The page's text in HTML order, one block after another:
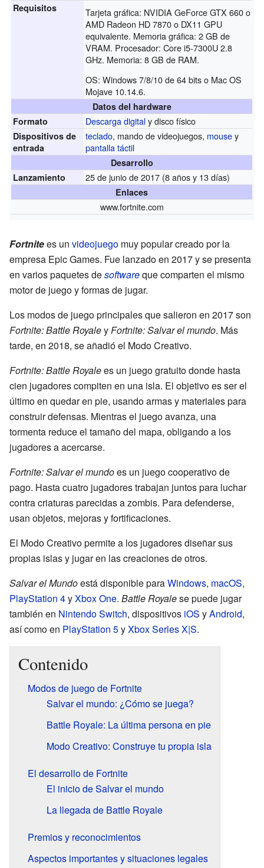
Requisitos
Tarjeta gráfica: NVIDIA GeForce GTX 660 o
AMD Radeon HD 7870 o DX11 GPU
equivalente. Memoria gráfica: 2 GB de
VRAM. Procesador: Core i5-7300U 2.8
GHz. Memoria: 8 GB de RAM.
OS: Windows 7/8/10 de 64 bits o Mac OS
Mojave 10.14.6.
Datos del hardware
Formato
Descarga digitaly disco físico
Dispositivos de
entrada
teclado, mando de videojuegos, mousey
pantalla táctil
Desarrollo
Lanzamiento
25 de junio de 2017 (8 años y 13 días)
Enlaces
www.fortnite.com
Fortnitees un videojuego muy popular creado por la
empresa Epic Games. Fue lanzado en 2017 y se presenta
en varios paquetes desoftwareque comparten el mismo
motor de juego y formas de jugar.
Los modos de juego principales que salieron en 2017 son
Fortnite: Battle RoyaleyFortnite: Salvar el mundo. Más
tarde, en 2018, se añadió el Modo Creativo.
Fortnite: Battle Royalees un juego gratuito donde hasta
cien jugadores compiten en una isla. El objetivo es ser el
último en quedar en pie, usando armas y materiales para
construir defensas. Mientras el juego avanza, una
tormenta reduce el tamaño del mapa, obligando a los
jugadores a acercarse.
Fortnite: Salvar el mundoes un juego cooperativo de
pago. Hasta cuatro jugadores trabajan juntos para luchar
contra criaturas parecidas a zombis. Para defenderse,
usan objetos, mejoras y fortificaciones.
El Modo Creativo permite a los jugadores diseñar sus
propias islas y jugar en las creaciones de otros.
Salvar el Mundoestá disponible paraWindows, macOS,
PlayStation 4yXbox One. Battle Royalese puede jugar
también en Nintendo Switch, dispositivos iOS yAndroid,
así como en PlayStation 5yXbox Series X|S.
Contenido
Modos de juego de Fortnite
Salvar el mundo: ¿Cómo se juega?
Battle Royale: La última persona en pie
Modo Creativo: Construye tu propia isla
El desarrollo de Fortnite
El inicio de Salvar el mundo
La llegada de Battle Royale
Premios y reconocimientos
Aspectos importantes y situaciones legales